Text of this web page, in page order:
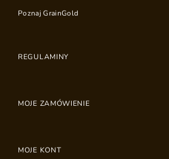
Poznaj GrainGold
REGULAMINY
MOJE ZAMÓWIENIE
MOJE KONT